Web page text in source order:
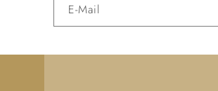
E-Mail